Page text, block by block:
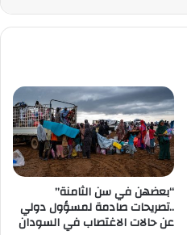
“بعضهن في سن الثامنة”
..تصريحات صادمة لمسؤول دولي
عن حالات الاغتصاب في السودان